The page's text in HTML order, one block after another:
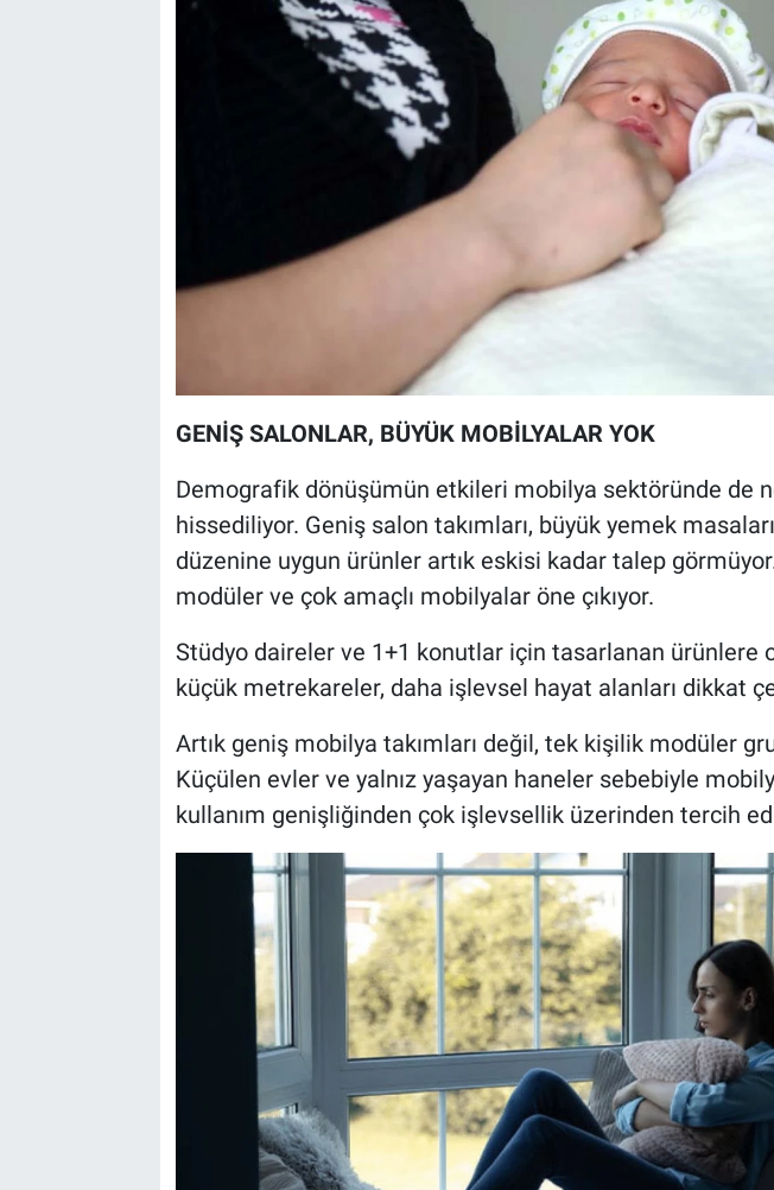
GENİŞ SALONLAR, BÜYÜK MOBİLYALAR YOK
Demografik dönüşümün etkileri mobilya sektöründe de
hissediliyor. Geniş salon takımları, büyük yemek
düzenine uygun ürünler artık eskisi kadar talep
modüler ve çok amaçlı mobilyalar öne çıkıyor.
Stüdyo daireler ve 1+1 konutlar için tasarlanan ürünlere
küçük metrekareler, daha işlevsel hayat alanları dikkat
Artık geniş mobilya takımları değil, tek kişilik modüler
Küçülen evler ve yalnız yaşayan haneler sebebiyle
kullanım genişliğinden çok işlevsellik üzerinden tercih